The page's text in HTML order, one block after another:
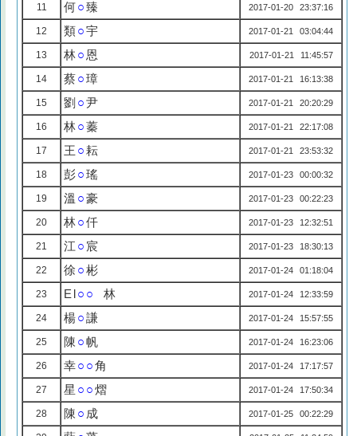
11 何○臻 2017-01-20 23:37:16
12 類○宇 2017-01-21 03:04:44
13 林○ 恩 2017-01-21 11:45:57
14 蔡○璋 2017-01-21 16:13:38
15 劉 ○尹 2017-01-21 20:20:29
16 林○蓁 2017-01-21 22:17:08
17 王 ○耘 2017-01-21 23:53:32
18 彭○瑤 2017-01-23 00:00:32
19 溫 ○豪 2017-01-23 00:22:23
20 林○仟 2017-01-23 12:32:51
21 江 ○ 宸 2017-01-23 18:30:13
22 徐 ○彬 2017-01-24 01:18:04
23 El ○○ 林 2017-01-24 12:33:59
24 楊○謙 2017-01-24 15:57:55
25 陳 ○帆 2017-01-24 16:23:06
26 幸○○角 2017-01-24 17:17:57
27 星 ○○熠 2017-01-24 17:50:34
28 陳 ○ 成 2017-01-25 00:22:29